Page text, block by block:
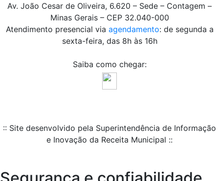
Av. João Cesar de Oliveira, 6.620 – Sede – Contagem –
Minas Gerais – CEP 32.040-000
Atendimento presencial via agendamento: de segunda a
sexta-feira, das 8h às 16h
Saiba como chegar:
:: Site desenvolvido pela Superintendência de Informação
e Inovação da Receita Municipal ::